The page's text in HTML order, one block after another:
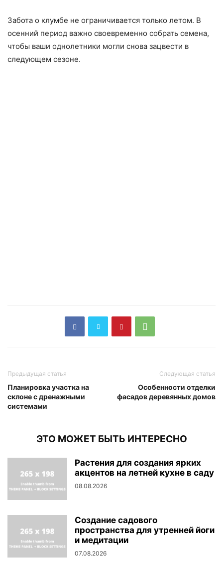
Забота о клумбе не ограничивается только летом. В
осенний период важно своевременно собрать семена,
чтобы ваши однолетники могли снова зацвести в
следующем сезоне.
Предыдущая статья
Планировка участка на
склоне с дренажными
системами
Следующая статья
Особенности отделки
фасадов деревянных домов
ЭТО МОЖЕТ БЫТЬ ИНТЕРЕСНО
Растения для создания ярких
акцентов на летней кухне в саду
08.08.2026
Создание садового
пространства для утренней йоги
и медитации
07.08.2026